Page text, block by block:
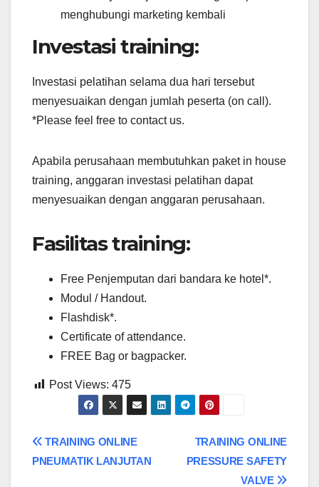
menghubungi marketing kembali
Investasi training:
Investasi pelatihan selama dua hari tersebut
menyesuaikan dengan jumlah peserta (on call).
*Please feel free to contact us.
Apabila perusahaan membutuhkan paket in house
training, anggaran investasi pelatihan dapat
menyesuaikan dengan anggaran perusahaan.
Fasilitas training:
Free Penjemputan dari bandara ke hotel*.
Modul / Handout.
Flashdisk*.
Certificate of attendance.
FREE Bag or bagpacker.
Post Views: 475
Post
TRAINING ONLINE
PRESSURE SAFETY
VALVE
TRAINING ONLINE
PNEUMATIK LANJUTAN